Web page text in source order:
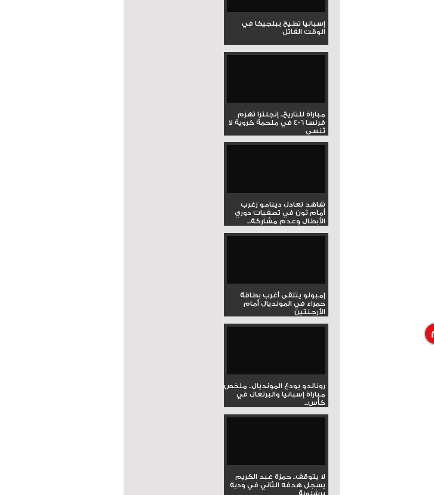
إسبانيا تطيح ببلجيكا في
الوقت القاتل
مباراة للتاريخ.. إنجلترا تهزم
فرنسا 6-4 في ملحمة كروية لا
تُنسى
شاهد تعادل دينامو زغرب
أمام ثون في تصفيات دوري
الأبطال وعدم مشاركة...
إمبولو يتلقى أغرب بطاقة
حمراء في المونديال أمام
الأرجنتين
رونالدو يودع المونديال.. ملخص
مباراة إسبانيا والبرتغال في
كأس...
لا يتوقف.. حمزة عبد الكريم
يسجل هدفه الثاني في ودية
برشلونة